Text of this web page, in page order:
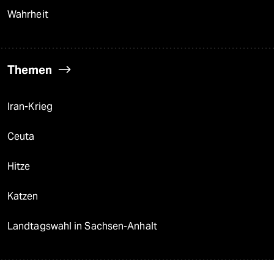
Wahrheit
Themen
Iran-Krieg
Ceuta
Hitze
Katzen
Landtagswahl in Sachsen-Anhalt